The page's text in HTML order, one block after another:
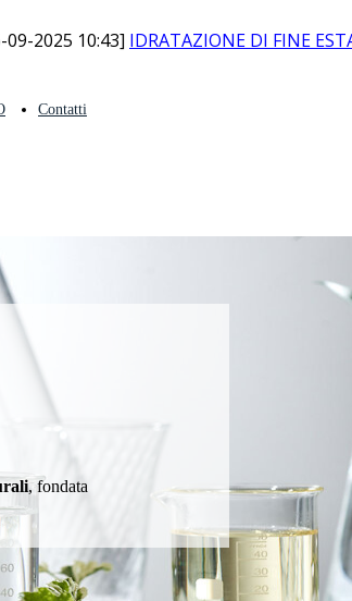
2025 10:43]IDRATAZIONE DI FINE ESTATE
Contatti
, fondata